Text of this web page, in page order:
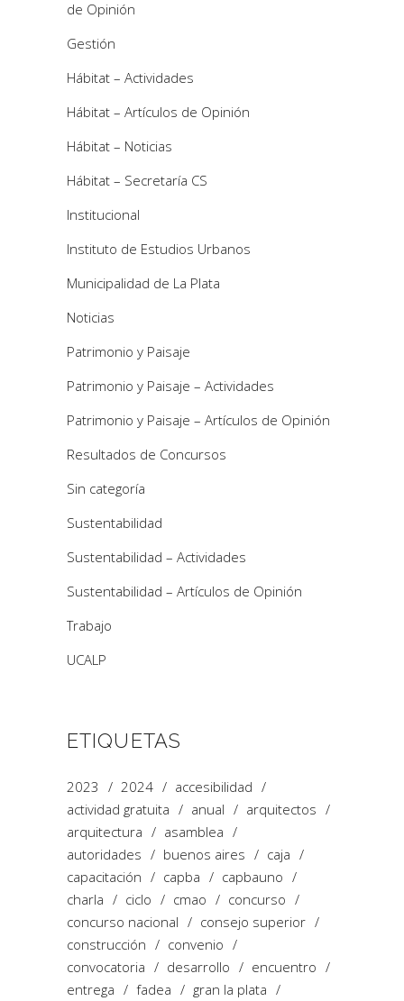
de Opinión
Gestión
Hábitat – Actividades
Hábitat – Artículos de Opinión
Hábitat – Noticias
Hábitat – Secretaría CS
Institucional
Instituto de Estudios Urbanos
Municipalidad de La Plata
Noticias
Patrimonio y Paisaje
Patrimonio y Paisaje – Actividades
Patrimonio y Paisaje – Artículos de Opinión
Resultados de Concursos
Sin categoría
Sustentabilidad
Sustentabilidad – Actividades
Sustentabilidad – Artículos de Opinión
Trabajo
UCALP
ETIQUETAS
2023 2024
accesibilidad
actividad gratuita
anual
arquitectos
arquitectura
asamblea
autoridades
buenos aires
caja
capacitación
capba
capbauno
charla
ciclo cmao
concurso
concurso nacional
consejo superior
construcción
convenio
convocatoria
desarrollo
encuentro
entrega
fadea
gran la plata